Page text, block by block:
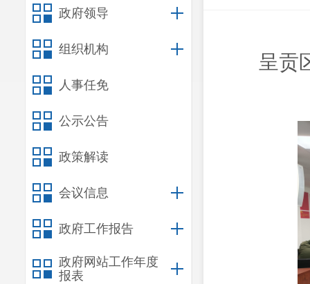
政府领导
组织机构
人事任免
公示公告
政策解读
会议信息
政府工作报告
政府网站工作年度
报表
呈贡